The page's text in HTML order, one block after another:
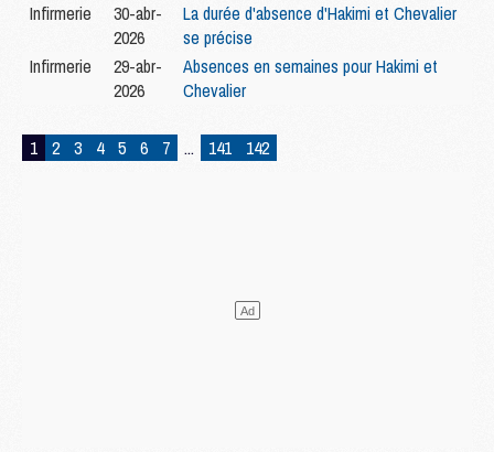
Infirmerie
30-abr-
2026
La durée d'absence d'Hakimi et Chevalier
se précise
Infirmerie
29-abr-
2026
Absences en semaines pour Hakimi et
Chevalier
1 2 3 4 5 6 7 ... 141 142